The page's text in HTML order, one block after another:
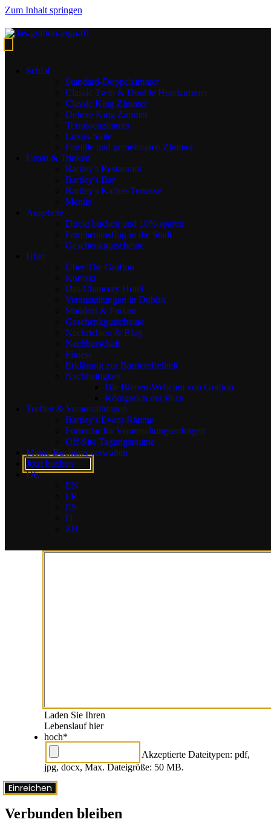
Zum Inhalt springen
Schlaf
Standard-Doppelzimmer
Classic Twin & Double Hotelzimmer
Classic King Zimmer
Deluxe King Zimmer
Terrassenzimmer
Luxus-Suite
Familie und gemeinsame Zimmer
Essen & Trinken
Bartley's Restaurant
Bartley's Bar
Bartley's Kaffee-Terrasse
Menüs
Angebote
Direkt buchen und 10% sparen
Familienausflug in die Stadt
Geschenkgutscheine
Über
Über The Grafton
Kontakt
Das Chancery Hotel
Veranstaltungen in Dublin
Standort & Parken
Geschenkgutscheine
Nachrichten & Blog
Nachbarschaft
Fitness
Erklärung zur Barrierefreiheit
Nachhaltigkeit
Die Bienen-Webcam von Grafton
Königreich der Pilze
Treffen & Veranstaltungen
Bartley's Event-Räume
Formular für Veranstaltungsanfragen
Off-Site Tagungsräume
Meine Buchung verwalten
Jetzt buchen
DE
EN
FR
ES
IT
ZH
Karriere
Beginnen Sie Ihre Karriere im The
Grafton Hotel
Denken Sie über eine Karriere im Gastgewerbe nach? Wir sind
immer auf der Suche nach engagierten und enthusiastischen
Menschen, die unser Team im The Grafton Hotel verstärken
möchten.
Die Arbeit im The Grafton Hotel bietet viele Vorteile,
Freundschaften und Möglichkeiten, die unsere Familie von
Kollegen unterstützen.
Name
Erste
E-Mail*
Telefon
Warum wollen Sie
unserem
dynamischen Team
im Grafton
beitreten?*
Abteilung von
Laden Sie Ihren
Lebenslauf hier
hoch*
Akzeptierte Dateitypen: pdf,
jpg, docx, Max. Dateigröße: 50 MB.
Einreichen
Verbunden bleiben